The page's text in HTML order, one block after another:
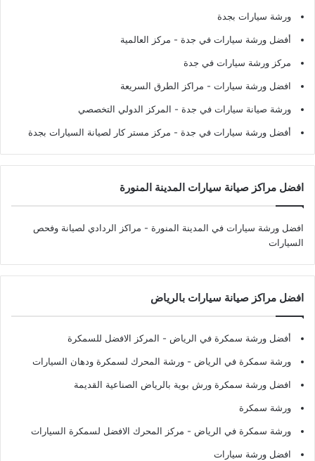
ورشة سيارات بجدة
أفضل ورشة سيارات في جدة - مركز العالمية
مركز ورشة سيارات في جدة
افضل ورشة سيارات - مراكز الطرق السريعة
ورشة صيانة سيارات في جدة - المركز الدولي التخصصي
أفضل ورشة سيارات في جدة - مركز مستر كار لصيانة السيارات بجدة
افضل مراكز صيانة سيارات المدينة المنورة
افضل ورشة سيارات في المدينة المنورة - مراكز الردادي لصيانة وفحص
السيارات
افضل مراكز صيانة سيارات بالرياض
أفضل ورشة سمكرة في الرياض - المركز الافضل للسمكرة
ورشة سمكرة في الرياض - ورشة المحرك لسمكرة ودهان السيارات
افضل ورشة سمكرة ورش بوية بالرياض الصناعية القديمة
ورشة سمكرة
ورشة سمكرة في الرياض - مركز المحرك الافضل لسمكرة السيارات
افضل ورشة سيارات